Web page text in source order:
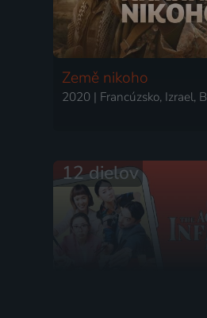
Země nikoho
12 dielov